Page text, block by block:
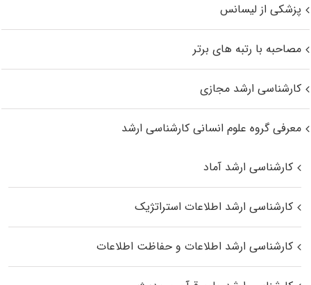
پزشکی از لیسانس
مصاحبه با رتبه های برتر
کارشناسی ارشد مجازی
معرفی گروه علوم انسانی کارشناسی ارشد
کارشناسی ارشد آماد
کارشناسی ارشد اطلاعات استراتژیک
کارشناسی ارشد اطلاعات و حفاظت اطلاعات